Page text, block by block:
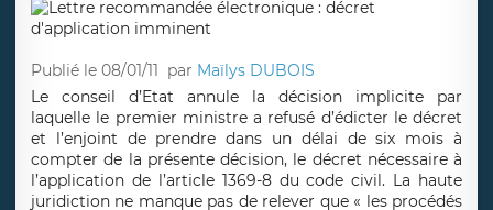
Publié le 08/01/11 par Maïlys DUBOIS
Le conseil d’Etat annule la décision implicite par
laquelle le premier ministre a refusé d’édicter le décret
et l’enjoint de prendre dans un délai de six mois à
compter de la présente décision, le décret nécessaire à
l’application de l’article 1369-8 du code civil. La haute
juridiction ne manque pas de relever que « les procédés